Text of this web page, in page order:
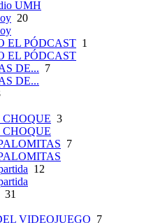
UMH
20
EL PÓDCAST 1
EL PÓDCAST
DE... 7
DE...
3
7
12
31
VIDEOJUEGO 7